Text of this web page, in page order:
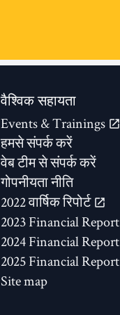
वैश्विक सहायता
Events & Trainings
हमसे संपर्क करें
वेब टीम से संपर्क करें
गोपनीयता नीति
2022 वार्षिक रिपोर्ट
2023 Financial Report
2024 Financial Report
2025 Financial Report
Site map